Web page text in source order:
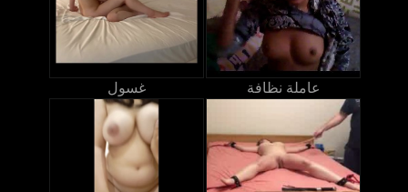
غسول عاملة نظافة